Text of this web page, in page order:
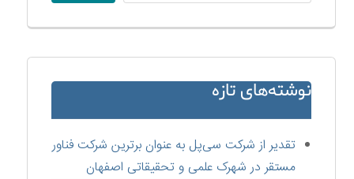
نوشته‌های تازه
تقدیر از شرکت سی‌پل به عنوان برترین شرکت فناور
مستقر در شهرک علمی و تحقیقاتی اصفهان